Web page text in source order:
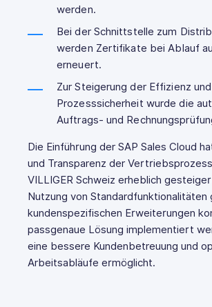
werden.
Bei der Schnittstelle zum
werden Zertifikate bei Ablauf
erneuert.
Zur Steigerung der Effizienz und
Prozesssicherheit wurde die
Auftrags- und
Die Einführung der SAP Sales Cloud
und Transparenz der
VILLIGER Schweiz erheblich
Nutzung von
kundenspezifischen Erweiterungen
passgenaue Lösung implementiert
eine bessere Kundenbetreuung und
Arbeitsabläufe ermöglicht.